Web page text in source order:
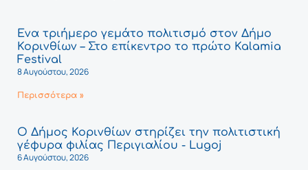
Ένα τριήμερο γεμάτο πολιτισμό στον Δήμο
Κορινθίων – Στο επίκεντρο το πρώτο Kalamia
Festival
8 Αυγούστου, 2026
Περισσότερα »
Ο Δήμος Κορινθίων στηρίζει την πολιτιστική
γέφυρα φιλίας Περιγιαλίου - Lugoj
6 Αυγούστου, 2026